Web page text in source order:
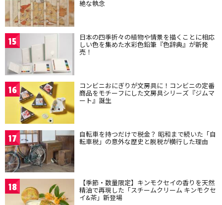
絶な執念
15 日本の四季折々の植物や情景を描くことに相応
しい色を集めた水彩色鉛筆『色辞典』が新発
売！
16 コンビニおにぎりが文房具に！コンビニの定番
商品をモチーフにした文房具シリーズ『ジムマ
ート』誕生
17 自転車を持つだけで税金？ 昭和まで続いた「自
転車税」の意外な歴史と脱税が横行した理由
18 【季節・数量限定】キンモクセイの香りを天然
精油で再現した「スチームクリーム キンモクセ
イ&茶」新登場